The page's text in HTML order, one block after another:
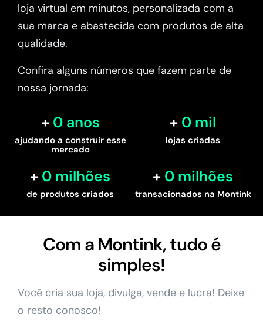
loja virtual em minutos, personalizada com a
sua marca e abastecida com produtos de alta
qualidade.
Confira alguns números que fazem parte de
nossa jornada:
ajudando a construir esse
mercado
0 anos
lojas criadas
0 mil
de produtos criados
0 milhões
transacionados na Montink
0 milhões
Com a Montink, tudo é
simples!
Você cria sua loja, divulga, vende e lucra! Deixe
o resto conosco!